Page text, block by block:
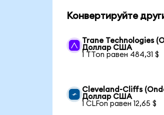
Конвертируйте
Trane Technologies
Доллар США
1 TTon равен 484,31 $
Cleveland-Cliffs
Доллар США
1 CLFon равен 12,65 $